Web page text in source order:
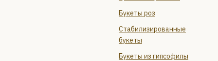
Букеты роз
Стабилизированные
букеты
Букеты из гипсофилы